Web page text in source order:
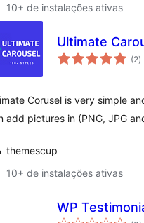
10+ de instalações ativas
Ultimate
(2de
)
Corusel is very simple
add pictures in (PNG, JPG
themescup
10+ de instalações ativas
WP